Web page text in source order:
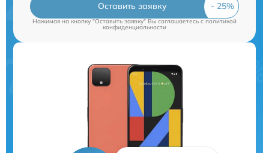
Оставить заявку
Нажимая на кнопку "Оставить заявку" Вы соглашаетесь c политикой
конфиденциальности